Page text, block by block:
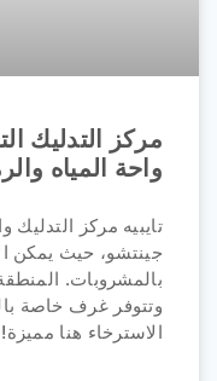
مركز التدليك
واحة المياه
تايبيه مركز
جينتشو، حيث يمكن
بالمشروبات.
وتتوفر غرف خاصة
الاسترخاء هنا مميزة!